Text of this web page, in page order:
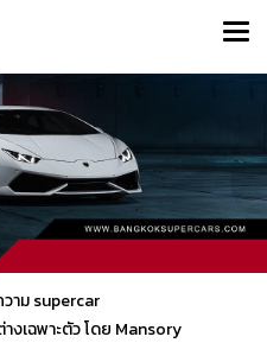
าม supercar
เฉพาะตัว โดย Mansory